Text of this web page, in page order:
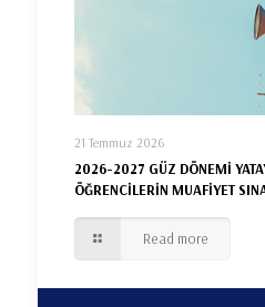
21 Temmuz 2026
2026-2027 GÜZ DÖNEMİ
ÖĞRENCİLERİN MUAFİYET
Read more